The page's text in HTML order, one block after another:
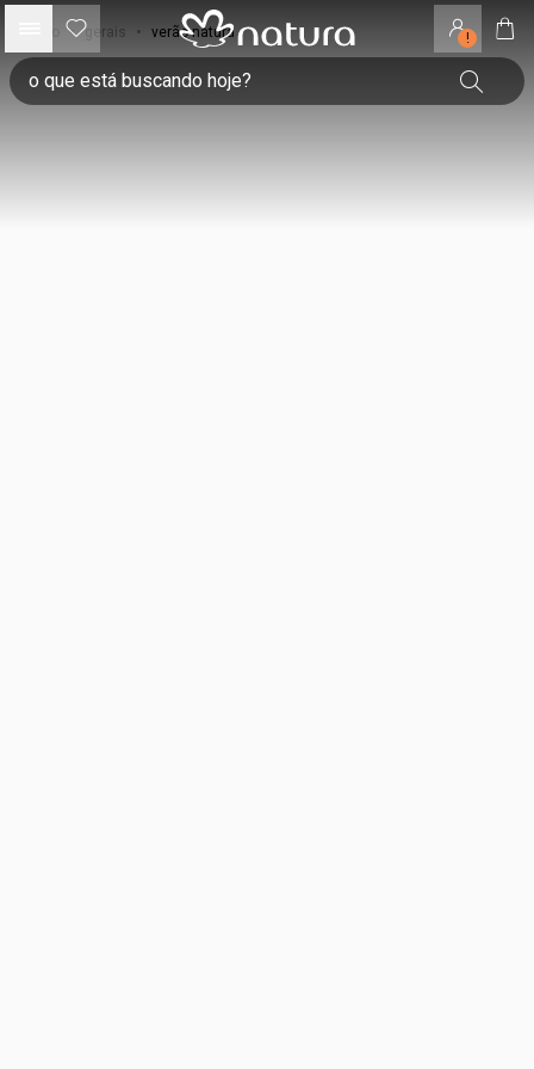
!
• gerais • verão natura